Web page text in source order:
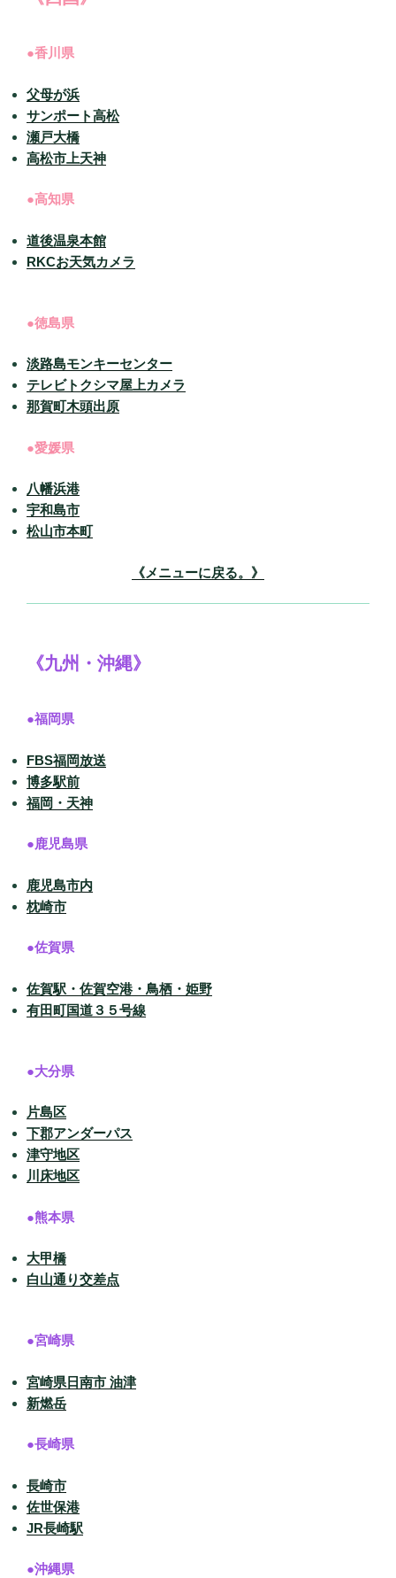
●香川県
父母が浜
サンポート高松
瀬戸大橋
高松市上天神
●高知県
道後温泉本館
RKCお天気カメラ
●徳島県
淡路島モンキーセンター
テレビトクシマ屋上カメラ
那賀町木頭出原
●愛媛県
八幡浜港
宇和島市
松山市本町
《メニューに戻る。》
《九州・沖縄》
●福岡県
FBS福岡放送
博多駅前
福岡・天神
●鹿児島県
鹿児島市内
枕崎市
●佐賀県
佐賀駅・佐賀空港・鳥栖・姫野
有田町国道３５号線
●大分県
片島区
下郡アンダーパス
津守地区
川床地区
●熊本県
大甲橋
白山通り交差点
●宮崎県
宮崎県日南市 油津
新燃岳
●長崎県
長崎市
佐世保港
JR長崎駅
●沖縄県